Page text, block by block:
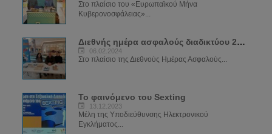
Στο πλαίσιο του «Ευρωπαϊκού Μήνα
Κυβερονοσφάλειας»...
Διεθνής ημέρα ασφαλούς διαδικτύου 2024
06.02.2024
Στο πλαίσιο της Διεθνούς Ημέρας Ασφαλούς...
Το φαινόμενο του Sexting
13.12.2023
Μέλη της Υποδιεύθυνσης Ηλεκτρονικού
Εγκλήματος...